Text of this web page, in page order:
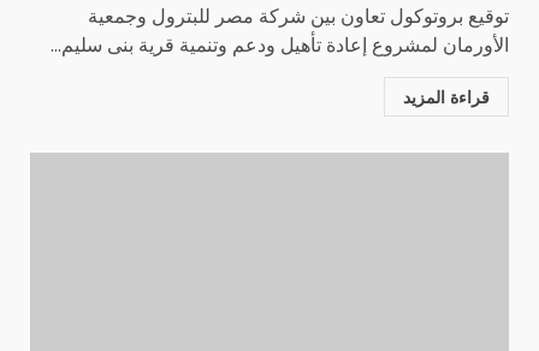
توقيع بروتوكول تعاون بين شركة مصر للبترول وجمعية
الأورمان لمشروع إعادة تأهيل ودعم وتنمية قرية بنى سليم...
قراءة المزيد